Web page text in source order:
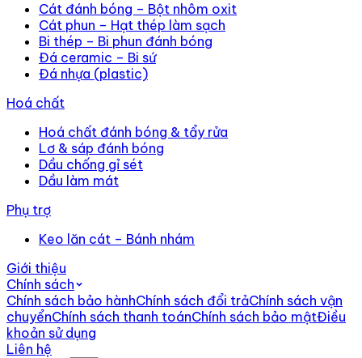
Cát đánh bóng – Bột nhôm oxit
Cát phun – Hạt thép làm sạch
Bi thép – Bi phun đánh bóng
Đá ceramic – Bi sứ
Đá nhựa (plastic)
Hoá chất
Hoá chất đánh bóng & tẩy rửa
Lơ & sáp đánh bóng
Dầu chống gỉ sét
Dầu làm mát
Phụ trợ
Keo lăn cát – Bánh nhám
Giới thiệu
Chính sách
Chính sách bảo hànhChính sách đổi trảChính sách vận
chuyểnChính sách thanh toánChính sách bảo mậtĐiều
khoản sử dụng
Liên hệ